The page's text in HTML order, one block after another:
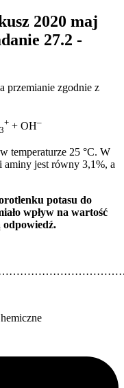
2020 maj
27.2 -
przemianie zgodnie z
3
+ + OH–
temperaturze 25 °C. W
aminy jest równy 3,1%, a
potasu do
wpływ na wartość
odpowiedź.